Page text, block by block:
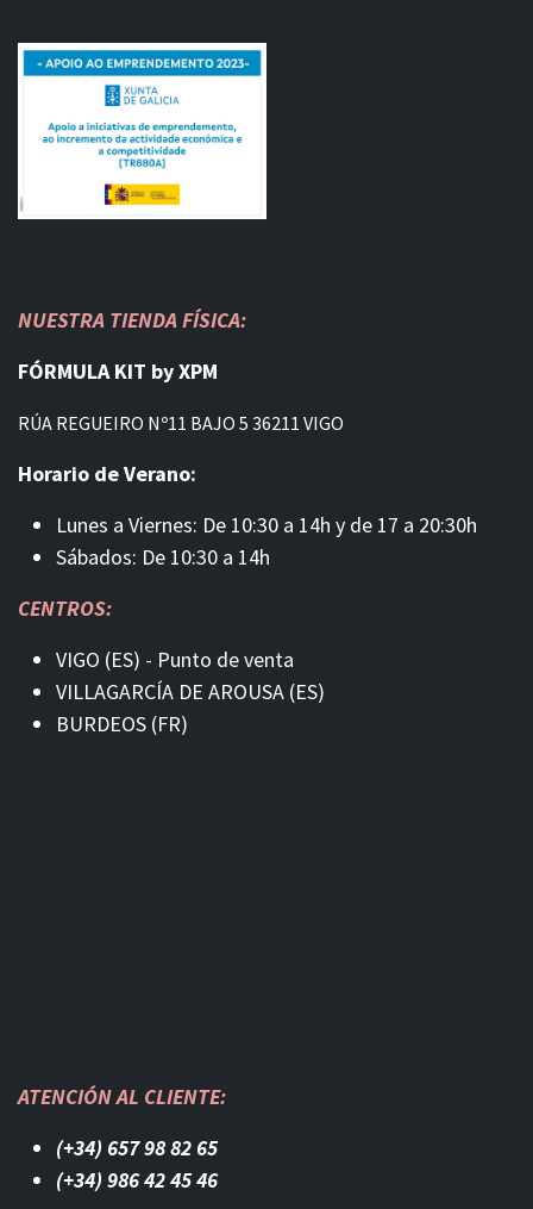
NUESTRA TIENDA FÍSICA:
FÓRMULA KIT by XPM
RÚA REGUEIRO Nº11 BAJO 5 36211 VIGO
Horario de Verano:
Lunes a Viernes: De 10:30 a 14h y de 17 a 20:30h
Sábados: De 10:30 a 14h
CENTROS:
VIGO (ES) - Punto de venta
VILLAGARCÍA DE AROUSA (ES)
BURDEOS (FR)
ATENCIÓN AL CLIENTE:
(+34) 657 98 82 65
(+34) 986 42 45 46​